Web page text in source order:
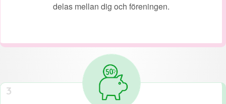
delas mellan dig och föreningen.
3